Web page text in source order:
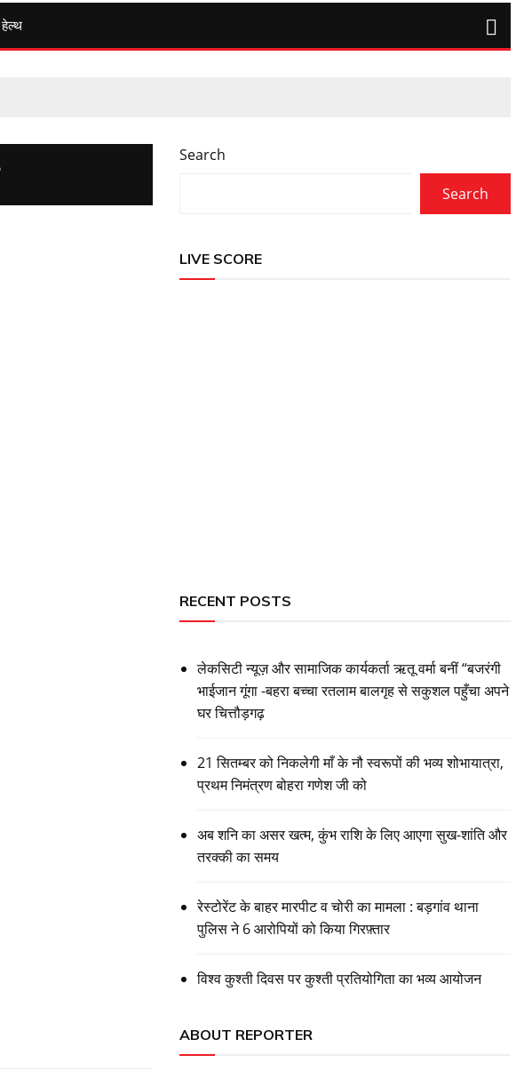
हेल्थ
Search
Search
LIVE SCORE
RECENT POSTS
लेकसिटी न्यूज़ और सामाजिक कार्यकर्ता ऋतू वर्मा बनीं “बजरंगी
भाईजान गूंगा -बहरा बच्चा रतलाम बालगृह से सकुशल पहुँचा अपने
घर चित्तौड़गढ़
21 सितम्बर को निकलेगी माँ के नौ स्वरूपों की भव्य शोभायात्रा,
प्रथम निमंत्रण बोहरा गणेश जी को
अब शनि का असर खत्म, कुंभ राशि के लिए आएगा सुख-शांति और
तरक्की का समय
रेस्टोरेंट के बाहर मारपीट व चोरी का मामला : बड़गांव थाना
पुलिस ने 6 आरोपियों को किया गिरफ़्तार
विश्व कुश्ती दिवस पर कुश्ती प्रतियोगिता का भव्य आयोजन
ABOUT REPORTER